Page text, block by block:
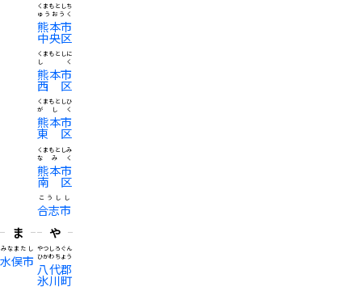
熊本市
中央区
くまもとしち
ゅうおうく
熊本市
西区
くまもとしに
しく
熊本市
東区
くまもとしひ
がしく
熊本市
南区
くまもとしみ
なみく
合志市
こうしし
ま
水俣市
みなまたし
や
八代郡
氷川町
やつしろぐん
ひかわちょう